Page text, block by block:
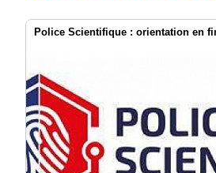
Police Scientifique : orientation en